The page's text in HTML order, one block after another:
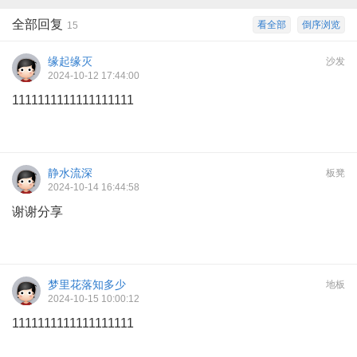
倒序浏览
看全部
全部回复 15
沙发
缘起缘灭
2024-10-12 17:44:00
1111111111111111111
板凳
静水流深
2024-10-14 16:44:58
谢谢分享
地板
梦里花落知多少
2024-10-15 10:00:12
1111111111111111111